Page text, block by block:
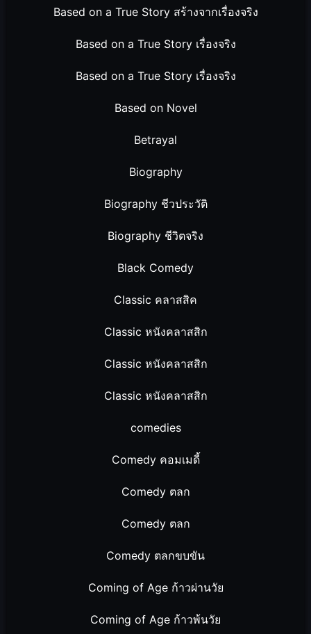
Based on a True Story สร้างจากเรื่องจริง
Based on a True Story เรื่องจริง
Based on a True Story เรื่องจริง
Based on Novel
Betrayal
Biography
Biography ชีวประวัติ
Biography ชีวิตจริง
Black Comedy
Classic คลาสสิค
Classic หนังคลาสสิก
Classic หนังคลาสสิก
Classic หนังคลาสสิก
comedies
Comedy คอมเมดี้
Comedy ตลก
Comedy ตลก
Comedy ตลกขบขัน
Coming of Age ก้าวผ่านวัย
Coming of Age ก้าวพ้นวัย